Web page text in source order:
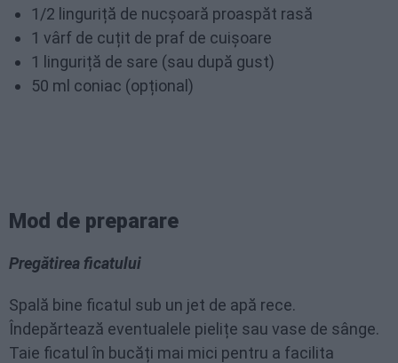
1/2 linguriță de nucșoară proaspăt rasă
1 vârf de cuțit de praf de cuișoare
1 linguriță de sare (sau după gust)
50 ml coniac (opțional)
Mod de preparare
Pregătirea ficatului
Spală bine ficatul sub un jet de apă rece.
Îndepărtează eventualele pielițe sau vase de sânge.
Taie ficatul în bucăți mai mici pentru a facilita